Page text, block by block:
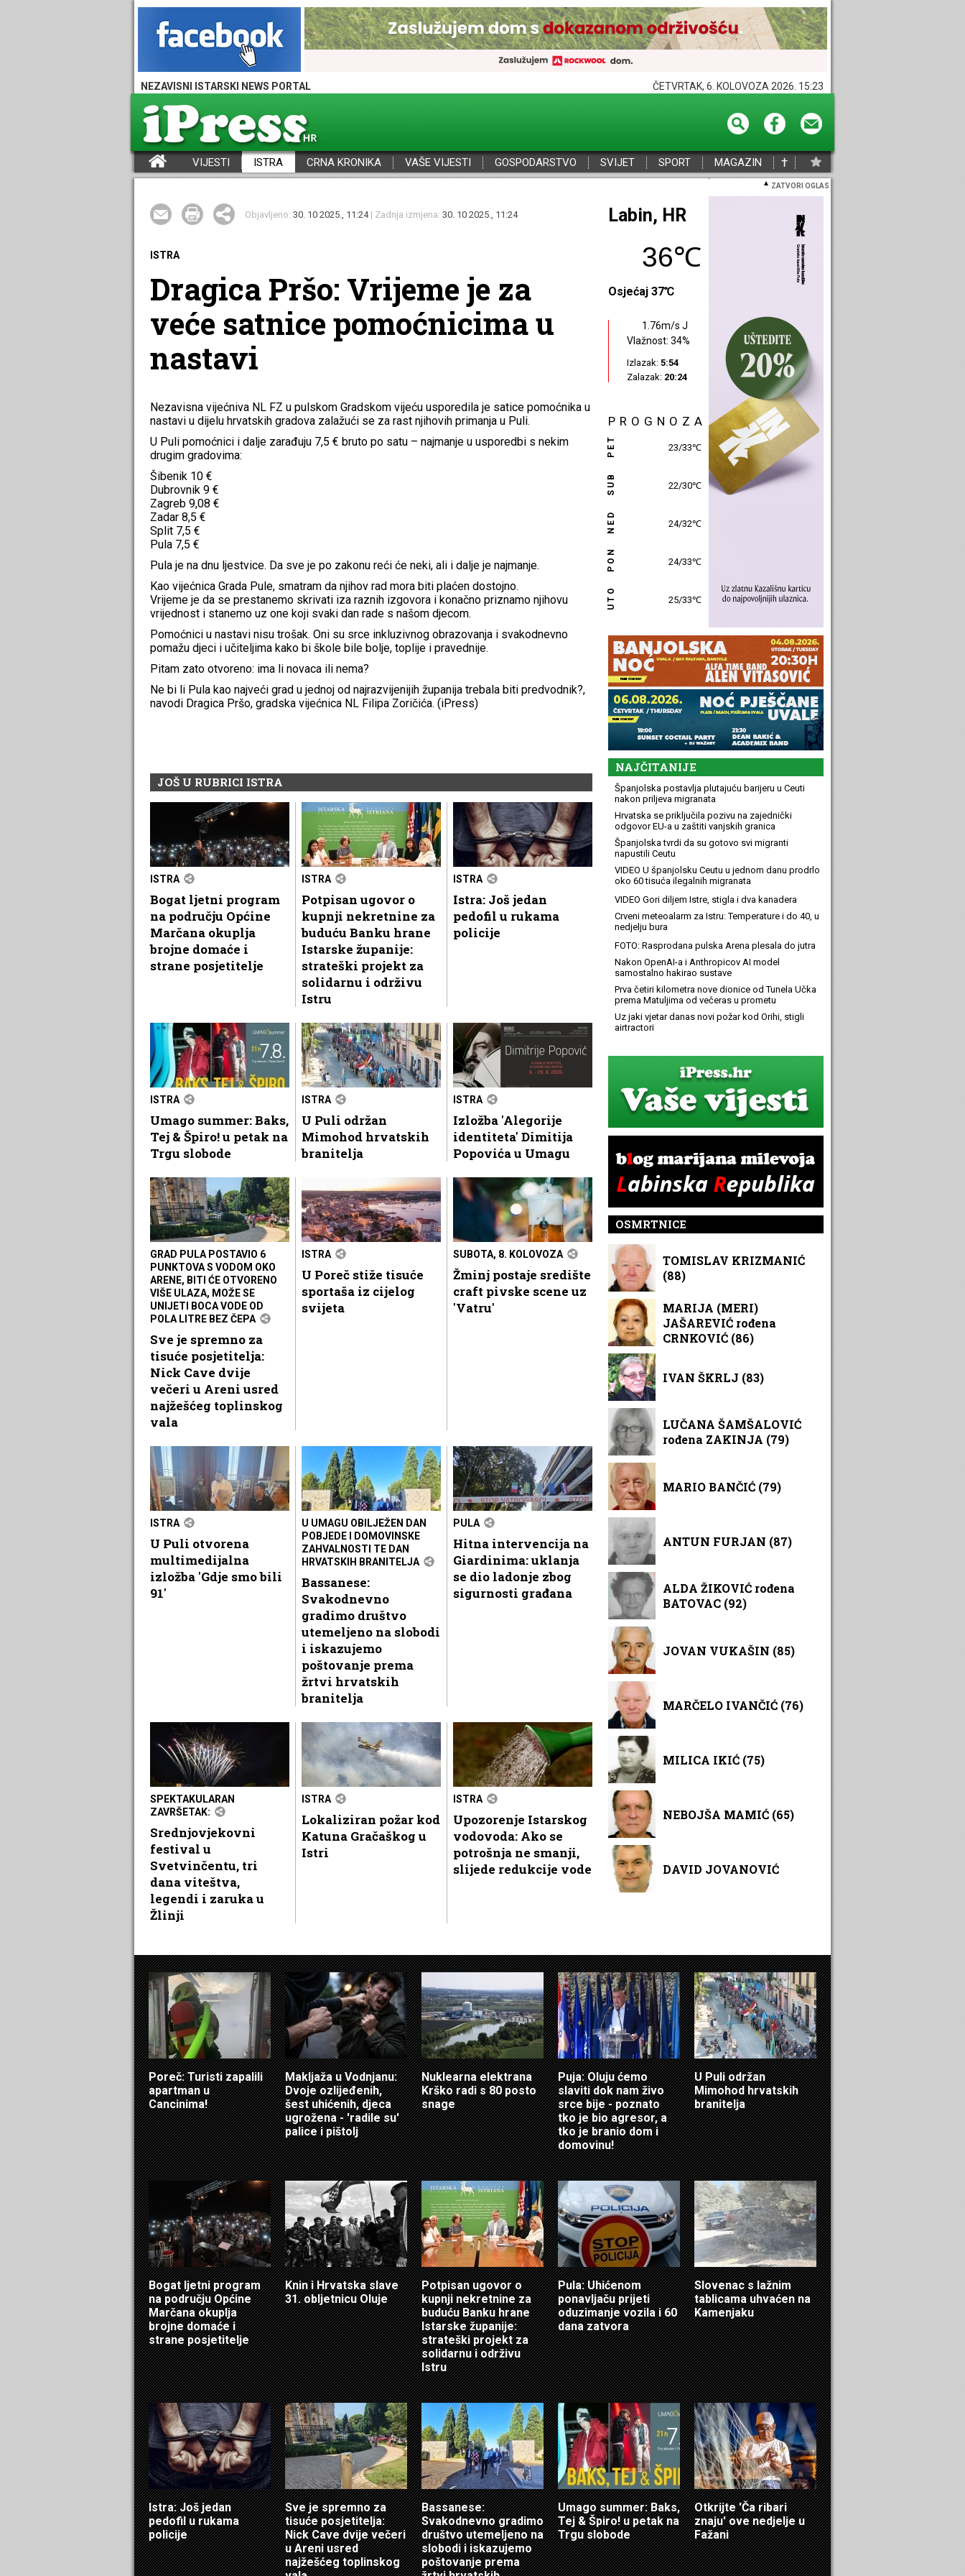
NEZAVISNI ISTARSKI NEWS PORTAL ČETVRTAK, 6. KOLOVOZA 2026. 15:23
VIJESTI ISTRA CRNA KRONIKA VAŠE VIJESTI GOSPODARSTVO SVIJET SPORT MAGAZIN †
ZATVORI OGLAS
Objavljeno: 30. 10 2025., 11:24| Zadnja izmjena: 30. 10 2025., 11:24
ISTRA
Dragica Pršo: Vrijeme je za
veće satnice pomoćnicima u
nastavi
Nezavisna vijećniva NL FZ u pulskom Gradskom vijeću usporedila je satice pomoćnika u
nastavi u dijelu hrvatskih gradova zalažući se za rast njihovih primanja u Puli.
U Puli pomoćnici i dalje zarađuju 7,5 € bruto po satu – najmanje u usporedbi s nekim
drugim gradovima:
Šibenik 10 €
Dubrovnik 9 €
Zagreb 9,08 €
Zadar 8,5 €
Split 7,5 €
Pula 7,5 €
Pula je na dnu ljestvice. Da sve je po zakonu reći će neki, ali i dalje je najmanje.
Kao vijećnica Grada Pule, smatram da njihov rad mora biti plaćen dostojno.
Vrijeme je da se prestanemo skrivati iza raznih izgovora i konačno priznamo njihovu
vrijednost i stanemo uz one koji svaki dan rade s našom djecom.
Pomoćnici u nastavi nisu trošak. Oni su srce inkluzivnog obrazovanja i svakodnevno
pomažu djeci i učiteljima kako bi škole bile bolje, toplije i pravednije.
Pitam zato otvoreno: ima li novaca ili nema?
Ne bi li Pula kao najveći grad u jednoj od najrazvijenijih županija trebala biti predvodnik?,
navodi Dragica Pršo, gradska vijećnica NL Filipa Zoričića. (iPress)
JOŠ U RUBRICI ISTRA
ISTRA
Bogat ljetni program
na području Općine
Marčana okuplja
brojne domaće i
strane posjetitelje
ISTRA
Potpisan ugovor o
kupnji nekretnine za
buduću Banku hrane
Istarske županije:
strateški projekt za
solidarnu i održivu
Istru
ISTRA
Istra: Još jedan
pedofil u rukama
policije
ISTRA
Umago summer: Baks,
Tej & Špiro! u petak na
Trgu slobode
ISTRA
U Puli održan
Mimohod hrvatskih
branitelja
ISTRA
Izložba 'Alegorije
identiteta' Dimitija
Popovića u Umagu
GRAD PULA POSTAVIO 6
PUNKTOVA S VODOM OKO
ARENE, BITI ĆE OTVORENO
VIŠE ULAZA, MOŽE SE
UNIJETI BOCA VODE OD
POLA LITRE BEZ ČEPA
Sve je spremno za
tisuće posjetitelja:
Nick Cave dvije
večeri u Areni usred
najžešćeg toplinskog
vala
ISTRA
U Poreč stiže tisuće
sportaša iz cijelog
svijeta
SUBOTA, 8. KOLOVOZA
Žminj postaje središte
craft pivske scene uz
'Vatru'
ISTRA
U Puli otvorena
multimedijalna
izložba 'Gdje smo bili
91'
U UMAGU OBILJEŽEN DAN
POBJEDE I DOMOVINSKE
ZAHVALNOSTI TE DAN
HRVATSKIH BRANITELJA
Bassanese:
Svakodnevno
gradimo društvo
utemeljeno na slobodi
i iskazujemo
poštovanje prema
žrtvi hrvatskih
branitelja
PULA
Hitna intervencija na
Giardinima: uklanja
se dio ladonje zbog
sigurnosti građana
SPEKTAKULARAN
ZAVRŠETAK:
Srednjovjekovni
festival u
Svetvinčentu, tri
dana viteštva,
legendi i zaruka u
Žlinji
ISTRA
Lokaliziran požar kod
Katuna Gračaškog u
Istri
ISTRA
Upozorenje Istarskog
vodovoda: Ako se
potrošnja ne smanji,
slijede redukcije vode
Poreč, HR
33℃
Osjećaj 36℃
2.4m/s JZ
Vlažnost: 51%
Izlazak: 5:55
Zalazak: 20:27
PROGNOZA
PET 27/31℃
SUB 23/30℃
NED 25/31℃
PON 26/31℃
UTO 26/30℃
NAJČITANIJE
Španjolska postavlja plutajuću barijeru u Ceuti
nakon priljeva migranata
Hrvatska se priključila pozivu na zajednički
odgovor EU-a u zaštiti vanjskih granica
Španjolska tvrdi da su gotovo svi migranti
napustili Ceutu
VIDEO U španjolsku Ceutu u jednom danu prodrlo
oko 60 tisuća ilegalnih migranata
VIDEO Gori diljem Istre, stigla i dva kanadera
Crveni meteoalarm za Istru: Temperature i do 40, u
nedjelju bura
FOTO: Rasprodana pulska Arena plesala do jutra
Nakon OpenAI-a i Anthropicov AI model
samostalno hakirao sustave
Prva četiri kilometra nove dionice od Tunela Učka
prema Matuljima od večeras u prometu
Uz jaki vjetar danas novi požar kod Orihi, stigli
airtractori
OSMRTNICE
TOMISLAV KRIZMANIĆ
(88)
MARIJA (MERI)
JAŠAREVIĆ rođena
CRNKOVIĆ (86)
IVAN ŠKRLJ (83)
LUČANA ŠAMŠALOVIĆ
rođena ZAKINJA (79)
MARIO BANČIĆ (79)
ANTUN FURJAN (87)
ALDA ŽIKOVIĆ rođena
BATOVAC (92)
JOVAN VUKAŠIN (85)
MARČELO IVANČIĆ (76)
MILICA IKIĆ (75)
NEBOJŠA MAMIĆ (65)
DAVID JOVANOVIĆ
Poreč: Turisti zapalili
apartman u
Cancinima!
Makljaža u Vodnjanu:
Dvoje ozlijeđenih,
šest uhićenih, djeca
ugrožena - 'radile su'
palice i pištolj
Nuklearna elektrana
Krško radi s 80 posto
snage
Puja: Oluju ćemo
slaviti dok nam živo
srce bije - poznato
tko je bio agresor, a
tko je branio dom i
domovinu!
U Puli održan
Mimohod hrvatskih
branitelja
Bogat ljetni program
na području Općine
Marčana okuplja
brojne domaće i
strane posjetitelje
Knin i Hrvatska slave
31. obljetnicu Oluje
Potpisan ugovor o
kupnji nekretnine za
buduću Banku hrane
Istarske županije:
strateški projekt za
solidarnu i održivu
Istru
Pula: Uhićenom
ponavljaču prijeti
oduzimanje vozila i 60
dana zatvora
Slovenac s lažnim
tablicama uhvaćen na
Kamenjaku
Istra: Još jedan
pedofil u rukama
policije
Sve je spremno za
tisuće posjetitelja:
Nick Cave dvije večeri
u Areni usred
najžešćeg toplinskog
Bassanese:
Svakodnevno gradimo
društvo utemeljeno na
slobodi i iskazujemo
poštovanje prema
Umago summer: Baks,
Tej & Špiro! u petak na
Trgu slobode
Otkrijte 'Ča ribari
znaju' ove nedjelje u
Fažani